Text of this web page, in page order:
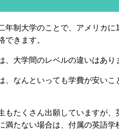
制大学のことで、アメリカに
きます。
大学間のレベルの違いはあり
、なんといっても学費が安いこ
もたくさん出願していますが、
満たない場合は、付属の英語学